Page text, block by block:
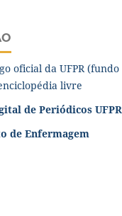
de Periódicos UFPR
de Enfermagem